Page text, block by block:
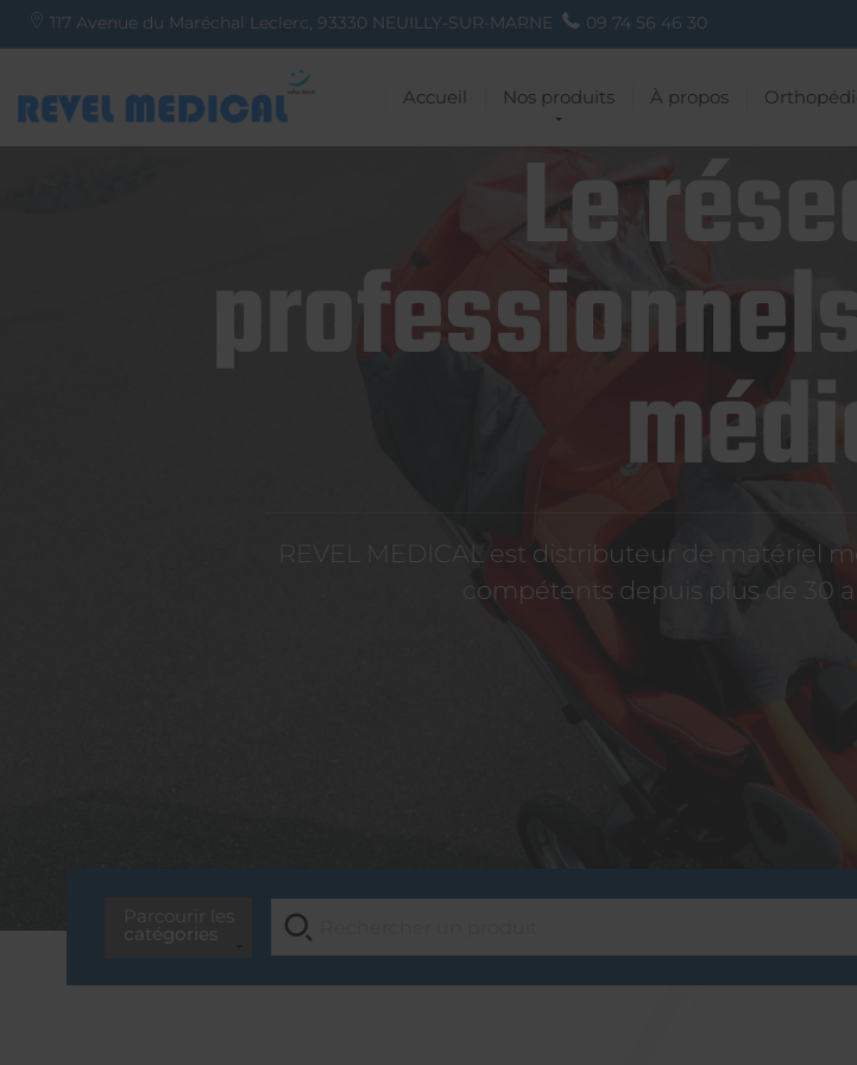
117 Avenue du Maréchal Leclerc, 93330 NEUILLY-SUR-MARNE 09 74 56 46 30
Accueil Nos produits À propos
Le
REVEL MEDICAL est distributeur de matériel
compétents depuis plus de 30